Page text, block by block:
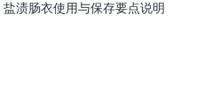
盐渍肠衣使用与保存要点说明